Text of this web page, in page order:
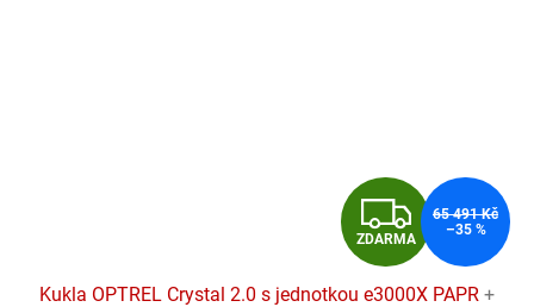
Z
D
ZDARMA
65 491 Kč
–35 %
Kukla OPTREL Crystal 2.0 s jednotkou e3000X PAPR +